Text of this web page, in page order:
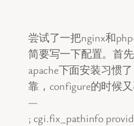
尝试了一把nginx和
简要写一下配置。首
apache下面安装习惯
靠，configure的时候
—
; cgi.fix_pathinfo